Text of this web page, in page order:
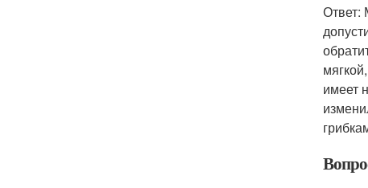
Ответ:
имеет